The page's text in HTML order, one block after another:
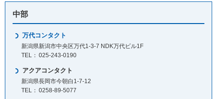
中部
万代コンタクト
新潟県新潟市中央区万代1-3-7 NDK万代ビル1F
025-243-0190
アクアコンタクト
新潟県長岡市今朝白1-7-12
0258-89-5077